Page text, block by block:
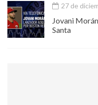
27 de
Jovani
Santa